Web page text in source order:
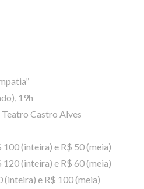
19h
Castro Alves
(inteira) e R$ 50 (meia)
(inteira) e R$ 60 (meia)
(inteira) e R$ 100 (meia)